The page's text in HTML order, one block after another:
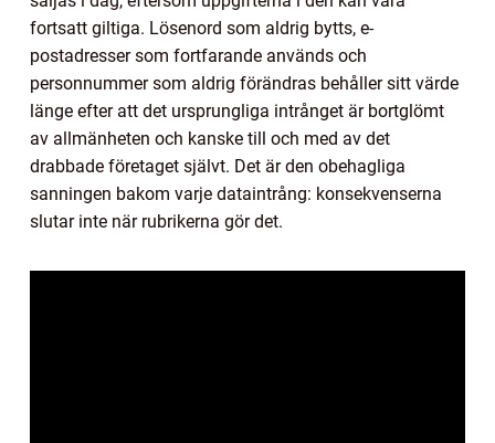
fortsatt giltiga. Lösenord som aldrig bytts, e-
postadresser som fortfarande används och
personnummer som aldrig förändras behåller sitt värde
länge efter att det ursprungliga intrånget är bortglömt
av allmänheten och kanske till och med av det
drabbade företaget självt. Det är den obehagliga
sanningen bakom varje dataintrång: konsekvenserna
slutar inte när rubrikerna gör det.